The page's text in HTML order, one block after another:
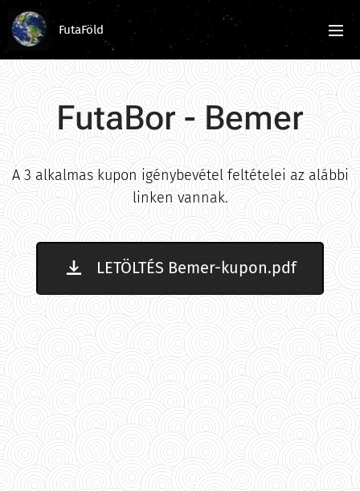
FutaFöld
FutaBor - Bemer
A 3 alkalmas kupon igénybevétel feltételei az alábbi
linken vannak.
LETÖLTÉS Bemer-kupon.pdf